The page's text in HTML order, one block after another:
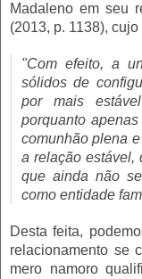
Madaleno em seu
(2013, p. 1138),
"Com efeito, a
sólidos de
por mais
porquanto
comunhão plena
a relação estável,
que ainda não
como entidade
Desta feita,
relacionamento se
mero namoro